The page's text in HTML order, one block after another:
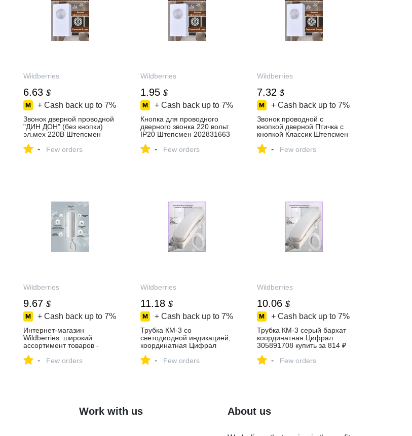
Wildberries
6.63 $
+ Cash back up to 7%
Звонок дверной проводной
"ДИН ДОН" (без кнопки)
эл.мех 220В Штепсмен
в интернет‑магазине
- Few orders
Wildberries
1.95 $
+ Cash back up to 7%
Кнопка для проводного
дверного звонка 220 вольт
IP20 Штепсмен 202831663
интернет‑магазине
- Few orders
Wildberries
7.32 $
+ Cash back up to 7%
Звонок проводной с
кнопкой дверной Птичка с
кнопкой Классик Штепсмен
в интернет‑магазине
- Few orders
Wildberries
9.67 $
+ Cash back up to 7%
Интернет‑магазин
Wildberries: широкий
ассортимент товаров -
- Few orders
Wildberries
11.18 $
+ Cash back up to 7%
Трубка КМ-3 со
светодиодной индикацией,
координатная Цифрал
в интернет‑магазине
- Few orders
Wildberries
10.06 $
+ Cash back up to 7%
Трубка КМ-3 серый бархат
координатная Цифрал
305891708 купить за 814 ₽
Wildberries
- Few orders
Work with us About us